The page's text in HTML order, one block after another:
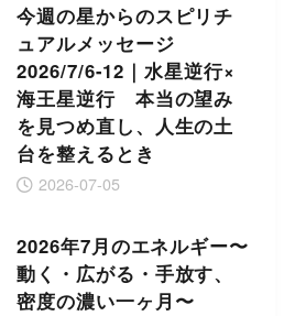
今週の星からのスピリチ
ュアルメッセージ
2026/7/6-12｜水星逆行×
海王星逆行 本当の望み
を見つめ直し、人生の土
台を整えるとき
2026-07-05
2026年7月のエネルギー〜
動く・広がる・手放す、
密度の濃い一ヶ月〜